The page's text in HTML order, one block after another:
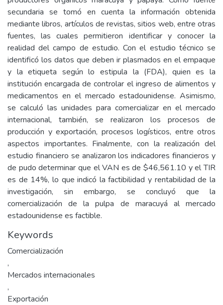
secundaria se tomó en cuenta la información obtenida
mediante libros, artículos de revistas, sitios web, entre otras
fuentes, las cuales permitieron identificar y conocer la
realidad del campo de estudio. Con el estudio técnico se
identificó los datos que deben ir plasmados en el empaque
y la etiqueta según lo estipula la (FDA), quien es la
institución encargada de controlar el ingreso de alimentos y
medicamentos en el mercado estadounidense. Asimismo,
se calculó las unidades para comercializar en el mercado
internacional, también, se realizaron los procesos de
producción y exportación, procesos logísticos, entre otros
aspectos importantes. Finalmente, con la realización del
estudio financiero se analizaron los indicadores financieros y
de pudo determinar que el VAN es de $46,561.10 y el TIR
es de 14%, lo que indicó la factibilidad y rentabilidad de la
investigación, sin embargo, se concluyó que la
comercialización de la pulpa de maracuyá al mercado
estadounidense es factible.
Keywords
Comercialización
,
Mercados internacionales
,
Exportación